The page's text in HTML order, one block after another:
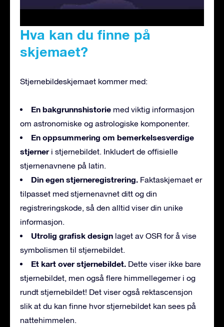
Hva kan du finne på
skjemaet?
Stjernebildeskjemaet kommer med:
En bakgrunnshistorie med viktig informasjon
om astronomiske og astrologiske komponenter.
En oppsummering om bemerkelsesverdige
stjerneri stjernebildet. Inkludert de offisielle
stjernenavnene på latin.
Din egen stjerneregistrering. Faktaskjemaet er
tilpasset med stjernenavnet ditt og din
registreringskode, så den alltid viser din unike
informasjon.
Utrolig grafisk design laget av OSR for å vise
symbolismen til stjernebildet.
Et kart over stjernebildet. Dette viser ikke bare
stjernebildet, men også flere himmellegemer i og
rundt stjernebildet! Det viser også rektascensjon
slik at du kan finne hvor stjernebildet kan sees på
nattehimmelen.